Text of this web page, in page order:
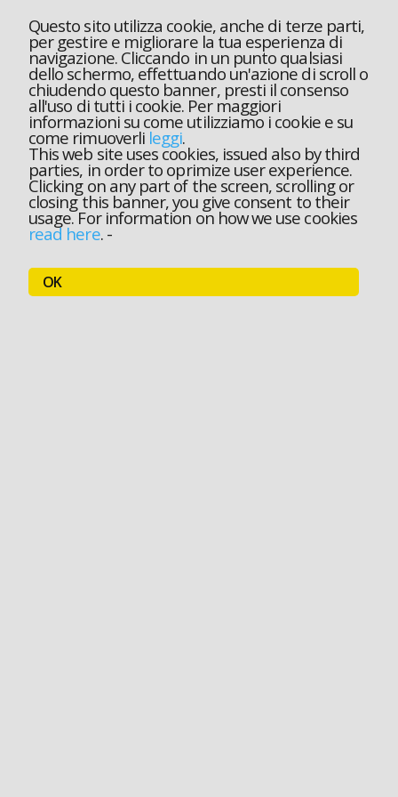
Questo sito utilizza cookie, anche di terze parti,
per gestire e migliorare la tua esperienza di
navigazione. Cliccando in un punto qualsiasi
dello schermo, effettuando un'azione di scroll o
chiudendo questo banner, presti il consenso
all'uso di tutti i cookie. Per maggiori
informazioni su come utilizziamo i cookie e su
come rimuoverli leggi.
This web site uses cookies, issued also by third
parties, in order to oprimize user experience.
Clicking on any part of the screen, scrolling or
closing this banner, you give consent to their
usage. For information on how we use cookies
read here.-
OK